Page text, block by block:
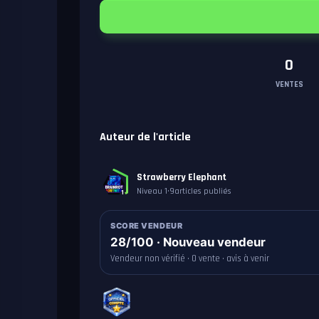
0
VENTES
Auteur de l'article
1
Strawberry Elephant
Niveau 1•9articles publiés
SCORE VENDEUR
28/100 · Nouveau vendeur
Vendeur non vérifié · 0 vente · avis à venir